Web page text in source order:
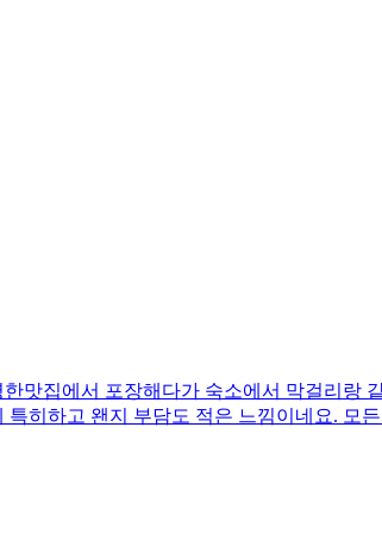
집에서 포장해다가 숙소에서 막걸리랑
히하고 왠지 부담도 적은 느낌이네요. 모